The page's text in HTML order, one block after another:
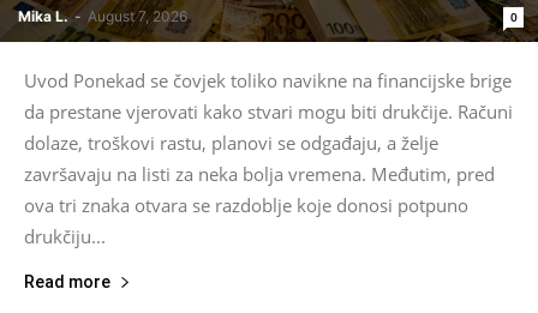
Mika L. - August 7, 2026 0
Uvod Ponekad se čovjek toliko navikne na financijske brige
da prestane vjerovati kako stvari mogu biti drukčije. Računi
dolaze, troškovi rastu, planovi se odgađaju, a želje
završavaju na listi za neka bolja vremena. Međutim, pred
ova tri znaka otvara se razdoblje koje donosi potpuno
drukčiju...
Read more